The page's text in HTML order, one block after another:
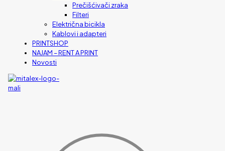
Prečišćivači zraka
Filteri
Električna bicikla
Kablovi i adapteri
PRINTSHOP
NAJAM – RENT A PRINT
Novosti